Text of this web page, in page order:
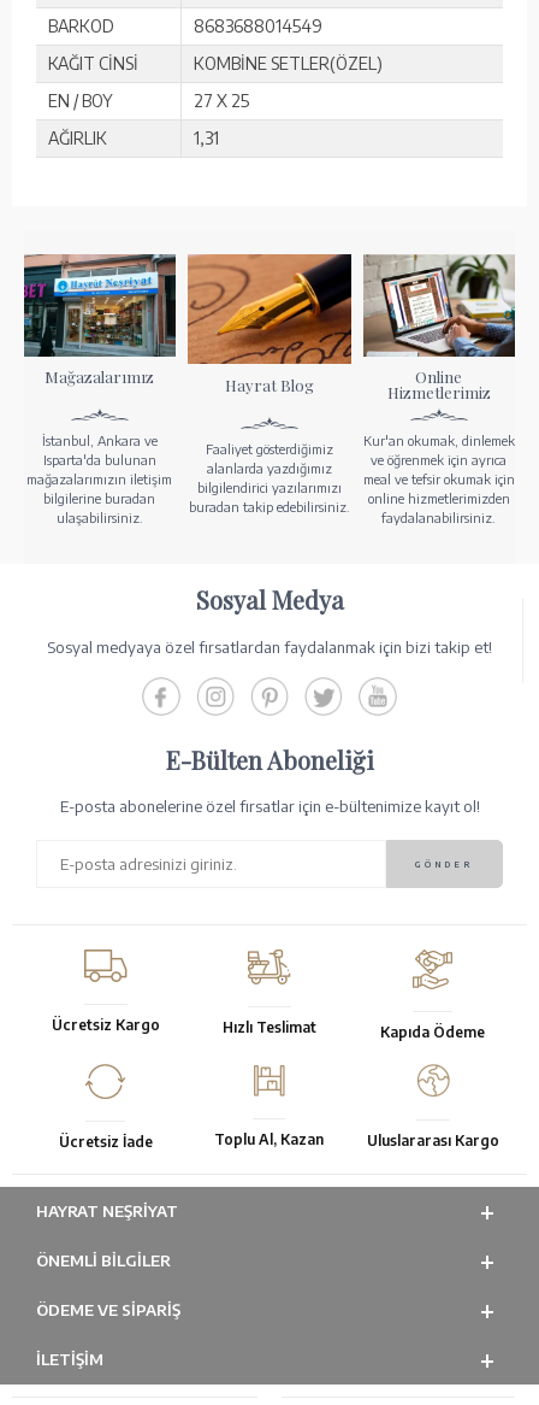
BARKOD
8683688014549
KAĞIT CİNSİ
KOMBİNE SETLER(ÖZEL)
EN / BOY
27 X 25
AĞIRLIK
1,31
Mağazalarımız
İstanbul, Ankara ve
Isparta'da bulunan
mağazalarımızın iletişim
bilgilerine buradan
ulaşabilirsiniz.
Hayrat Blog
Faaliyet gösterdiğimiz
alanlarda yazdığımız
bilgilendirici yazılarımızı
buradan takip edebilirsiniz.
Online
Hizmetlerimiz
Kur'an okumak, dinlemek
ve öğrenmek için ayrıca
meal ve tefsir okumak için
online hizmetlerimizden
faydalanabilirsiniz.
Sosyal Medya
Sosyal medyaya özel fırsatlardan faydalanmak için bizi takip et!
E-Bülten Aboneliği
E-posta abonelerine özel fırsatlar için e-bültenimize kayıt ol!
Ücretsiz Kargo Hızlı Teslimat Kapıda Ödeme
Ücretsiz İade Toplu Al, Kazan Uluslararası Kargo
HAYRAT NEŞRIYAT
ÖNEMLI BILGILER
ÖDEME VE SİPARİŞ
İLETİŞİM